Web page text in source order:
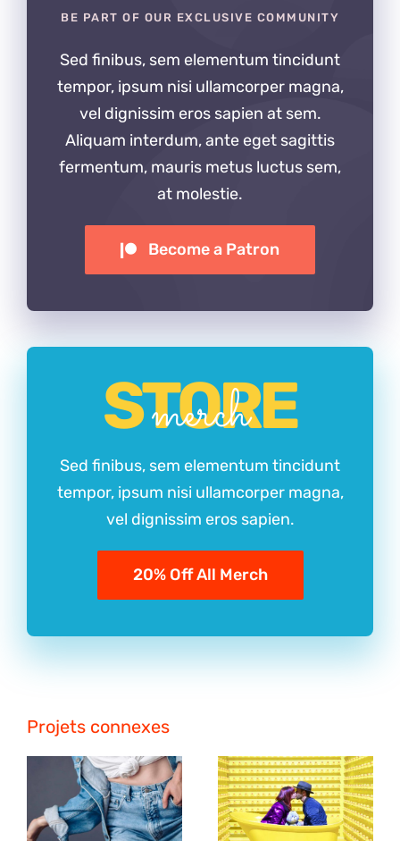
BE PART OF OUR EXCLUSIVE COMMUNITY
Sed finibus, sem elementum tincidunt
tempor, ipsum nisi ullamcorper magna,
vel dignissim eros sapien at sem.
Aliquam interdum, ante eget sagittis
fermentum, mauris metus luctus sem,
at molestie.
Become a Patron
STORE
merch
Sed finibus, sem elementum tincidunt
tempor, ipsum nisi ullamcorper magna,
vel dignissim eros sapien.
20% Off All Merch
Projets connexes